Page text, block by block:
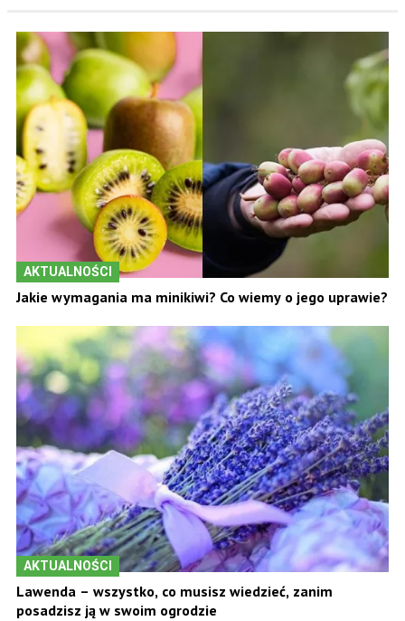
AKTUALNOŚCI
Jakie wymagania ma minikiwi? Co wiemy o jego uprawie?
AKTUALNOŚCI
Lawenda – wszystko, co musisz wiedzieć, zanim
posadzisz ją w swoim ogrodzie